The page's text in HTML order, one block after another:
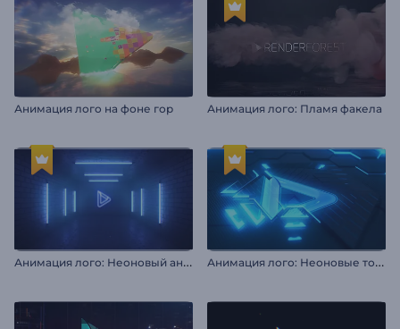
Анимация лого на фоне гор Анимация лого: Пламя факела
А
нимация лого: Неоновый андерграунд А
нимация лого: Неоновые толчки